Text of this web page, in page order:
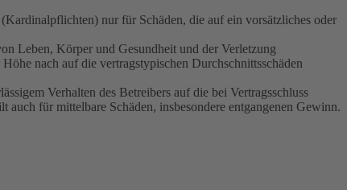
nur für Schäden, die auf ein vorsätzliches oder
Leben, Körper und Gesundheit und der Verletzung
nach auf die vertragstypischen Durchschnittsschäden
Verhalten des Betreibers auf die bei Vertragsschluss
für mittelbare Schäden, insbesondere entgangenen Gewinn.